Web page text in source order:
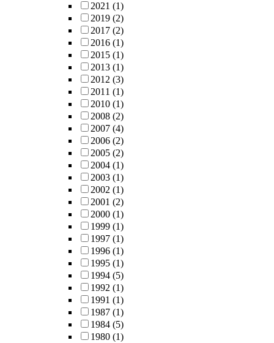
2021 (1)
2019 (2)
2017 (2)
2016 (1)
2015 (1)
2013 (1)
2012 (3)
2011 (1)
2010 (1)
2008 (2)
2007 (4)
2006 (2)
2005 (2)
2004 (1)
2003 (1)
2002 (1)
2001 (2)
2000 (1)
1999 (1)
1997 (1)
1996 (1)
1995 (1)
1994 (5)
1992 (1)
1991 (1)
1987 (1)
1984 (5)
1980 (1)